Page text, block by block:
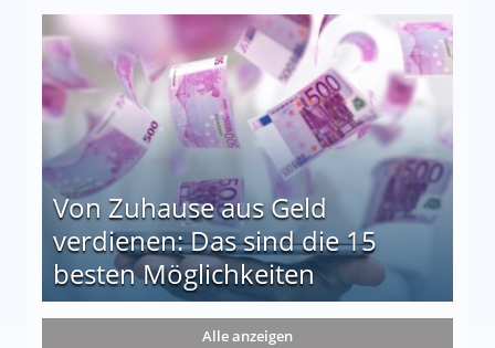
auf einen Blick
Von Zuhause aus Geld
verdienen: Das sind die 15
besten Möglichkeiten
die 15 besten Möglichkeiten
Alle anzeigen